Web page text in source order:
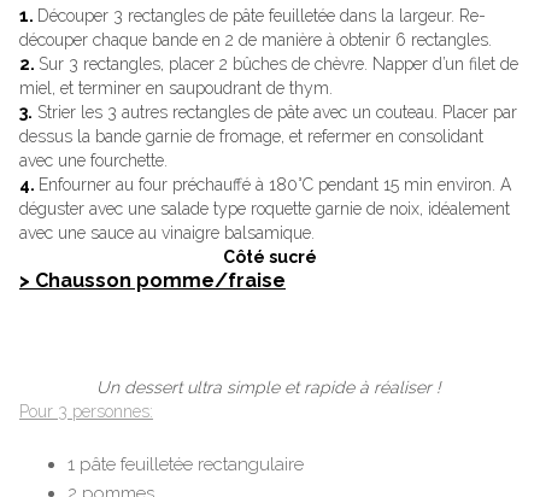
1. Découper 3 rectangles de pâte feuilletée dans la largeur. Re-
découper chaque bande en 2 de manière à obtenir 6 rectangles.
2. Sur 3 rectangles, placer 2 bûches de chèvre. Napper d’un filet de
miel, et terminer en saupoudrant de thym.
3. Strier les 3 autres rectangles de pâte avec un couteau. Placer par
dessus la bande garnie de fromage, et refermer en consolidant
avec une fourchette.
4. Enfourner au four préchauffé à 180°C pendant 15 min environ. A
déguster avec une salade type roquette garnie de noix, idéalement
avec une sauce au vinaigre balsamique.
Côté sucré
> Chausson pomme/fraise
Un dessert ultra simple et rapide à réaliser !
Pour 3 personnes:
1 pâte feuilletée rectangulaire